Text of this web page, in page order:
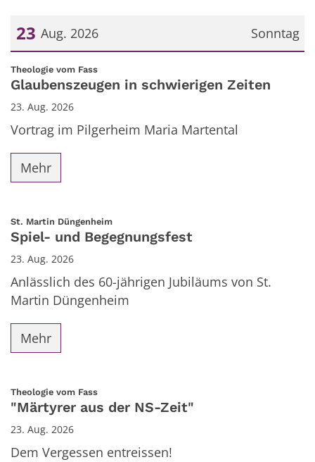
Sonntag
23 Aug. 2026
Datum: 23. August 2026
Theologie vom Fass:
Glaubenszeugen in schwierigen Zeiten
23. Aug. 2026
Vortrag im Pilgerheim Maria Martental
Mehr
St. Martin Düngenheim:
Spiel- und Begegnungsfest
23. Aug. 2026
Anlässlich des 60-jährigen Jubiläums von St.
Martin Düngenheim
Mehr
Theologie vom Fass:
"Märtyrer aus der NS-Zeit"
23. Aug. 2026
Dem Vergessen entreissen!